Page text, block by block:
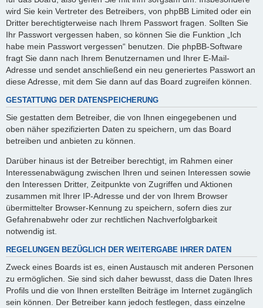
wird Sie kein Vertreter des Betreibers, von phpBB Limited oder ein
Dritter berechtigterweise nach Ihrem Passwort fragen. Sollten Sie
Ihr Passwort vergessen haben, so können Sie die Funktion „Ich
habe mein Passwort vergessen“ benutzen. Die phpBB-Software
fragt Sie dann nach Ihrem Benutzernamen und Ihrer E-Mail-
Adresse und sendet anschließend ein neu generiertes Passwort an
diese Adresse, mit dem Sie dann auf das Board zugreifen können.
GESTATTUNG DER DATENSPEICHERUNG
Sie gestatten dem Betreiber, die von Ihnen eingegebenen und
oben näher spezifizierten Daten zu speichern, um das Board
betreiben und anbieten zu können.
Darüber hinaus ist der Betreiber berechtigt, im Rahmen einer
Interessenabwägung zwischen Ihren und seinen Interessen sowie
den Interessen Dritter, Zeitpunkte von Zugriffen und Aktionen
zusammen mit Ihrer IP-Adresse und der von Ihrem Browser
übermittelter Browser-Kennung zu speichern, sofern dies zur
Gefahrenabwehr oder zur rechtlichen Nachverfolgbarkeit
notwendig ist.
REGELUNGEN BEZÜGLICH DER WEITERGABE IHRER DATEN
Zweck eines Boards ist es, einen Austausch mit anderen Personen
zu ermöglichen. Sie sind sich daher bewusst, dass die Daten Ihres
Profils und die von Ihnen erstellten Beiträge im Internet zugänglich
sein können. Der Betreiber kann jedoch festlegen, dass einzelne